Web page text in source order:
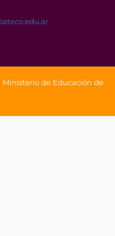
Ministerio de Educación de